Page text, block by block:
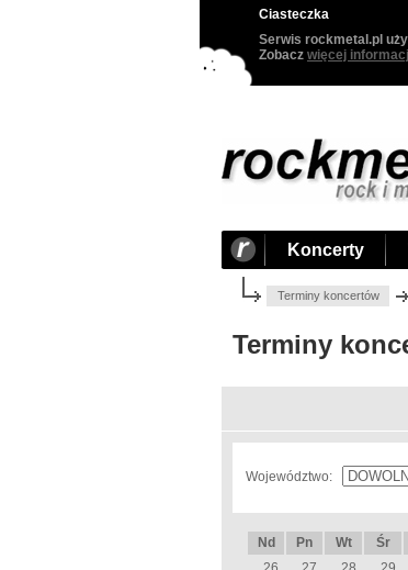
Ciasteczka
Serwis rockmetal.pl
Zobacz więcej
Koncerty
Terminy koncertów
Terminy
Województwo:
Nd Pn Wt Śr